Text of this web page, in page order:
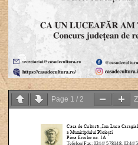
Page 1 /2